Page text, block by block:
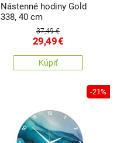
Nástenné hodiny Gold
338, 40 cm
37,49 €
29,49€
Kúpiť
-21%